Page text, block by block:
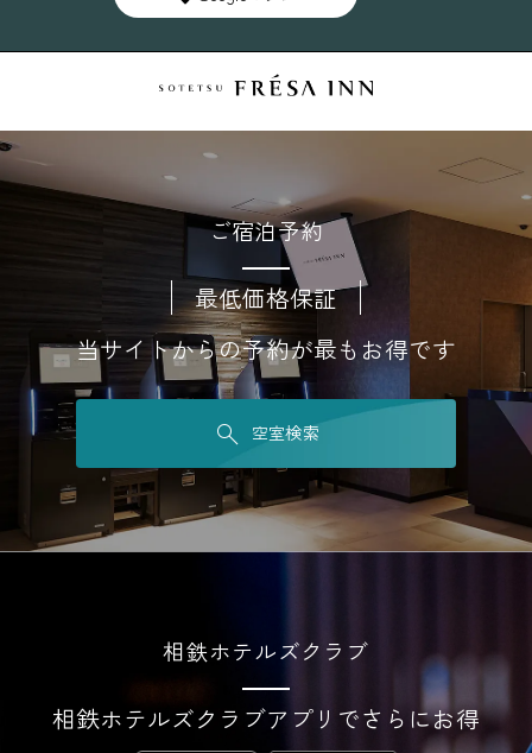
ご宿泊予約
最低価格保証
当サイトからの予約が最もお得です
空室検索
相鉄ホテルズクラブ
相鉄ホテルズクラブアプリでさらにお得